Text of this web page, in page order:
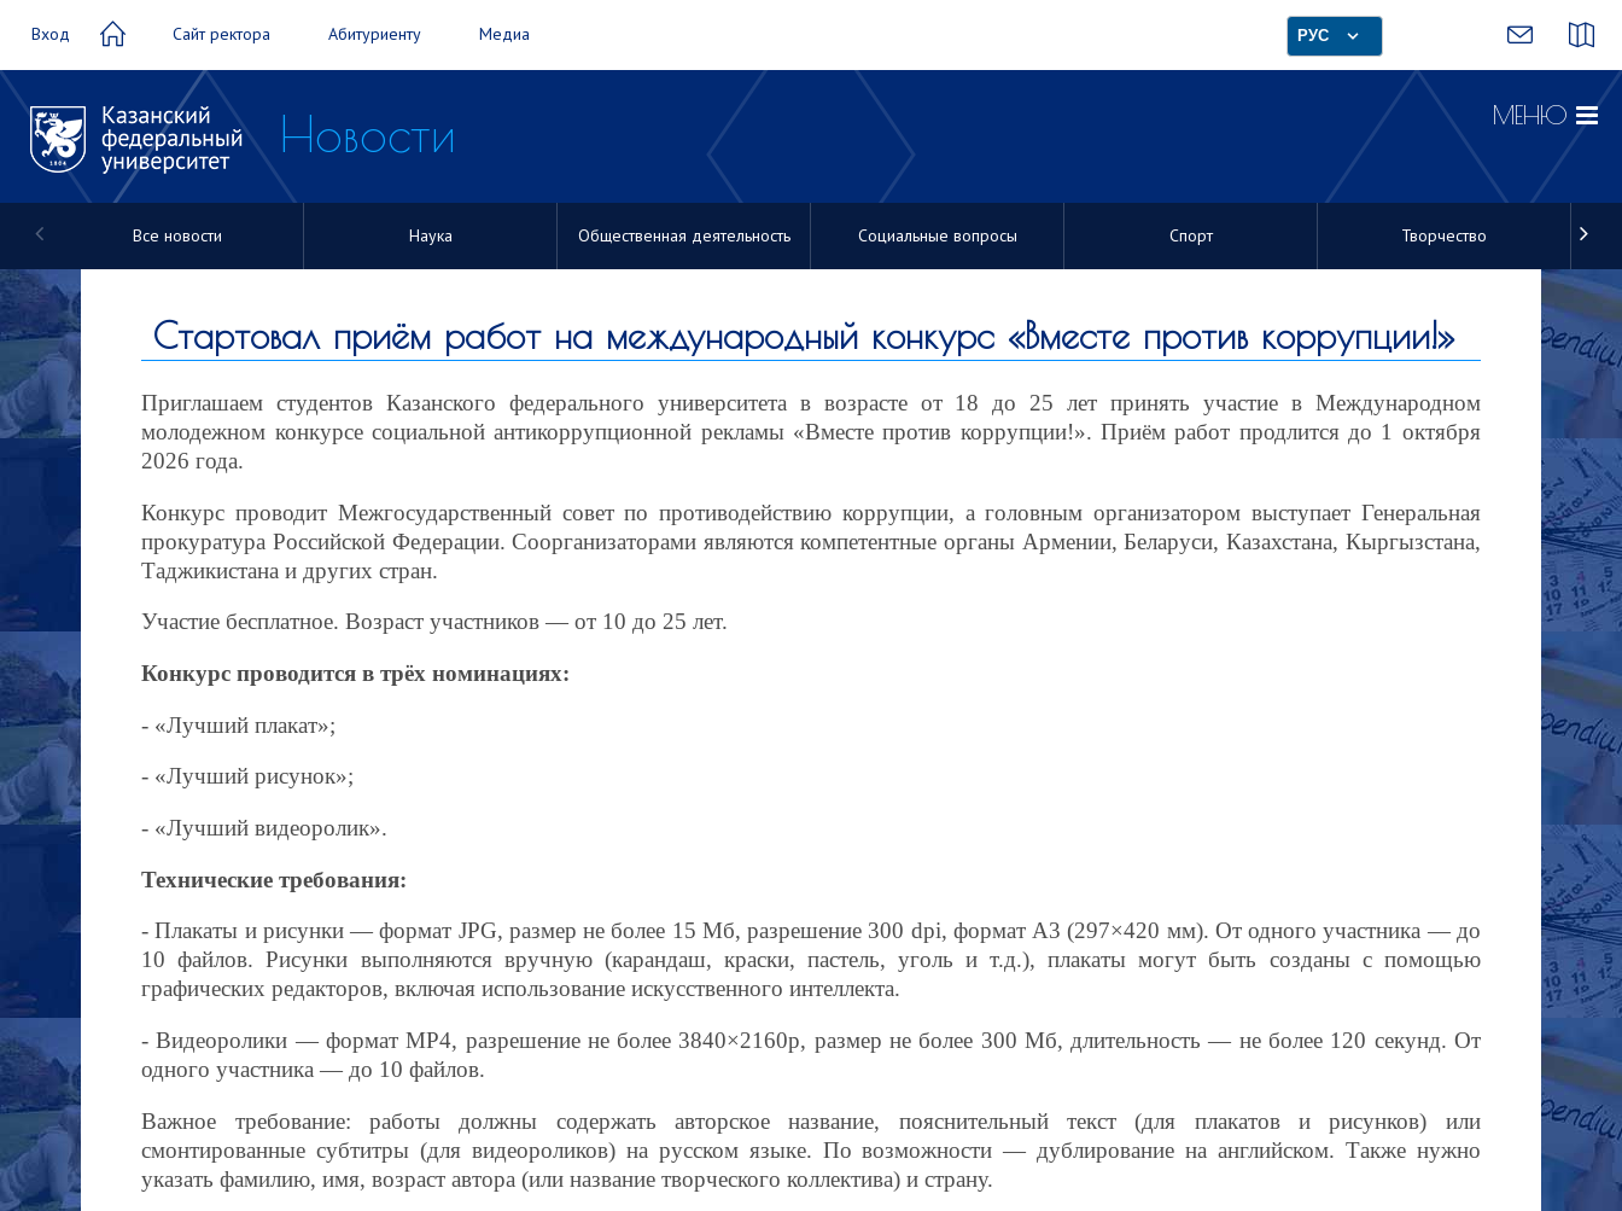
Вход Сайт ректора Абитуриенту Медиа РУС
Новости МЕНЮ
Все новости Наука Общественная деятельность Социальные вопросы Спорт Творчество
Стартовал приём работ на международный конкурс «Вместе против коррупции!»
Приглашаем студентов Казанского федерального университета в возрасте от 18 до 25 лет принять участие в Международном
молодежном конкурсе социальной антикоррупционной рекламы «Вместе против коррупции!». Приём работ продлится до 1 октября
2026 года.
Конкурс проводит Межгосударственный совет по противодействию коррупции, а головным организатором выступает Генеральная
прокуратура Российской Федерации. Соорганизаторами являются компетентные органы Армении, Беларуси, Казахстана, Кыргызстана,
Таджикистана и других стран.
Участие бесплатное. Возраст участников — от 10 до 25 лет.
Конкурс проводится в трёх номинациях:
- «Лучший плакат»;
- «Лучший рисунок»;
- «Лучший видеоролик».
Технические требования:
- Плакаты и рисунки — формат JPG, размер не более 15 Мб, разрешение 300 dpi, формат А3 (297×420 мм). От одного участника — до
10 файлов. Рисунки выполняются вручную (карандаш, краски, пастель, уголь и т.д.), плакаты могут быть созданы с помощью
графических редакторов, включая использование искусственного интеллекта.
- Видеоролики — формат MP4, разрешение не более 3840×2160p, размер не более 300 Мб, длительность — не более 120 секунд. От
одного участника — до 10 файлов.
Важное требование: работы должны содержать авторское название, пояснительный текст (для плакатов и рисунков) или
смонтированные субтитры (для видеороликов) на русском языке. По возможности — дублирование на английском. Также нужно
указать фамилию, имя, возраст автора (или название творческого коллектива) и страну.